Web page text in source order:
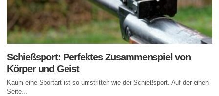
Schießsport: Perfektes Zusammenspiel von
Körper und Geist
Kaum eine Sportart ist so umstritten wie der Schießsport. Auf der einen
Seite...